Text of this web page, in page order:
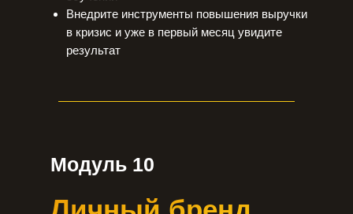
Внедрите инструменты повышения выручки
в кризис и уже в первый месяц увидите
результат
Модуль 10